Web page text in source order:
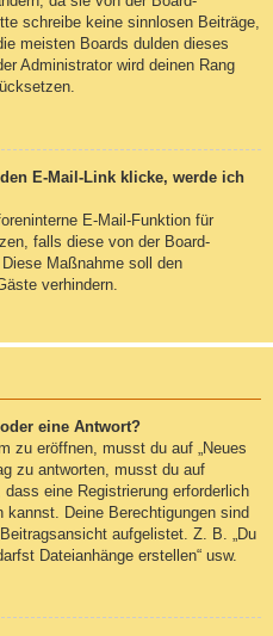
schreibe keine sinnlosen Beiträge,
meisten Boards dulden dieses
Administrator wird deinen Rang
E-Mail-Link klicke, werde ich
E-Mail-Funktion für
falls diese von der Board-
Maßnahme soll den
verhindern.
eine Antwort?
zu eröffnen, musst du auf „Neues
zu antworten, musst du auf
dass eine Registrierung erforderlich
Deine Berechtigungen sind
aufgelistet. Z. B. „Du
Dateianhänge erstellen“ usw.